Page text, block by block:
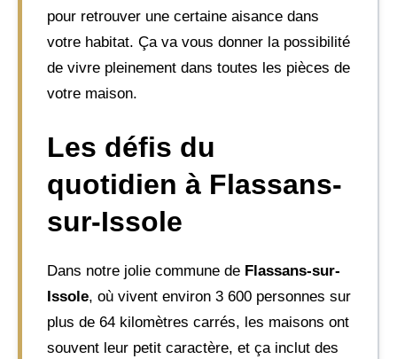
pour retrouver une certaine aisance dans
votre habitat. Ça va vous donner la possibilité
de vivre pleinement dans toutes les pièces de
votre maison.
Les défis du
quotidien à Flassans-
sur-Issole
Dans notre jolie commune de Flassans-sur-
Issole, où vivent environ 3 600 personnes sur
plus de 64 kilomètres carrés, les maisons ont
souvent leur petit caractère, et ça inclut des